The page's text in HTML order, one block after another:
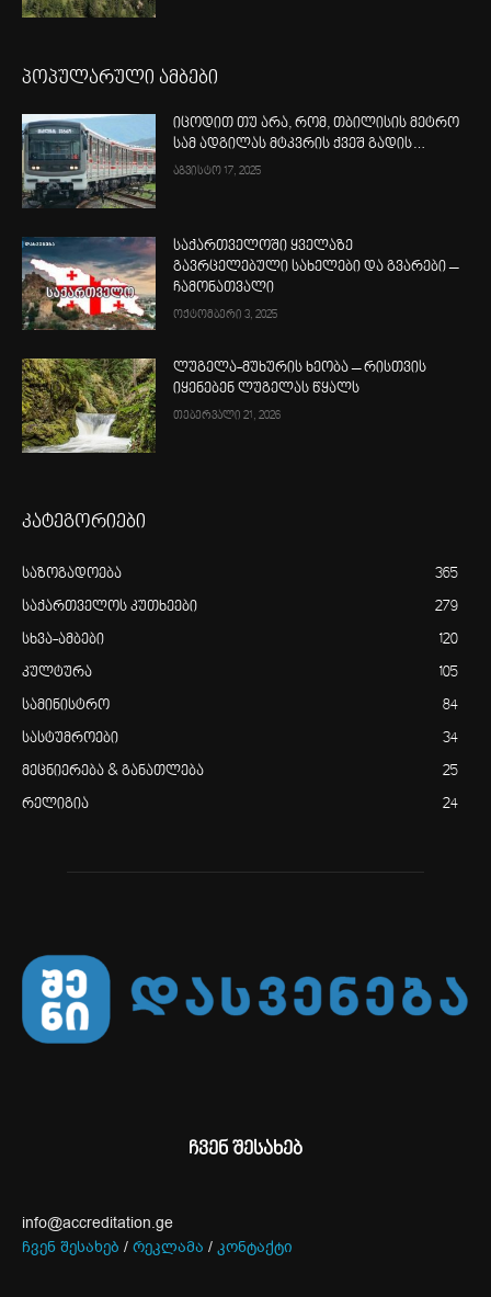
პოპულარული ამბები
იცოდით თუ არა, რომ, თბილისის მეტრო
სამ ადგილას მტკვრის ქვეშ გადის…
აგვისტო 17, 2025
საქართველოში ყველაზე
გავრცელებული სახელები და გვარები –
ჩამონათვალი
ოქტომბერი 3, 2025
ლუგელა-მუხურის ხეობა – რისთვის
იყენებენ ლუგელას წყალს
თებერვალი 21, 2026
კატეგორიები
საზოგადოება 365
საქართველოს კუთხეები 279
სხვა-ამბები 120
კულტურა 105
სამინისტრო 84
სასტუმროები 34
მეცნიერება & განათლება 25
რელიგია 24
ჩვენ შესახებ
info@accreditation.ge
ჩვენ შესახებ / რეკლამა / კონტაქტი